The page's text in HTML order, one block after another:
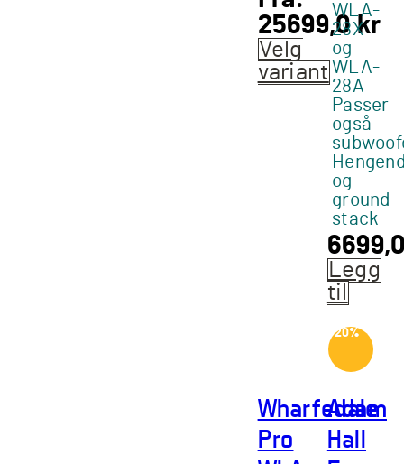
25699,0kr
Velg
variant
produktet
varianter.
Alternativene
produktsiden
WLA-
28X
og
WLA-
28A
Passer
også
og
ground
stack
Legg
til
Wharfedale
Pro
-20%
Adam
Hall